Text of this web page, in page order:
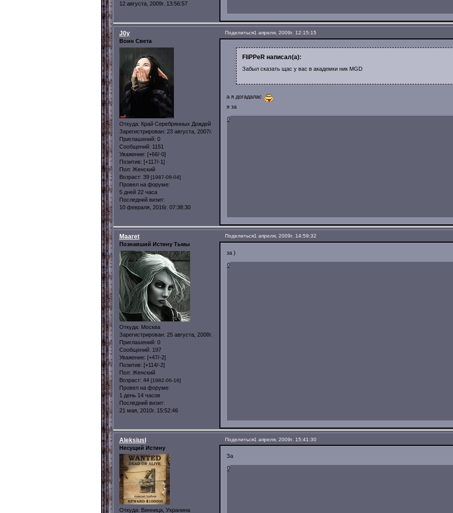
12 августа, 2009г. 13:56:57
Поделиться1 апреля, 2009г. 12:15:15
J0y
Воин Света
Откуда: Край Серебрянных Дождей
Зарегистрирован: 23 августа, 2007г.
Приглашений: 0
Сообщений: 1151
Уважение: [+66/-0]
Позитив: [+117/-1]
Пол: Женский
Возраст: 39 [1987-08-04]
Провел на форуме:
5 дней 22 часа
Последний визит:
10 февраля, 2016г. 07:38:30
FliPPeR написал(а):
Забыл сказать щас у вас в академки ник MGD
а я догадалас
я за
0
Поделиться1 апреля, 2009г. 14:59:32
Maaret
Познавший Истину Тьмы
Откуда: Москва
Зарегистрирован: 25 августа, 2008г.
Приглашений: 0
Сообщений: 197
Уважение: [+47/-2]
Позитив: [+114/-2]
Пол: Женский
Возраст: 44 [1982-06-16]
Провел на форуме:
1 день 14 часов
Последний визит:
21 мая, 2010г. 15:52:46
за )
0
Поделиться1 апреля, 2009г. 15:41:30
AleksiusI
Несущий Истину
Откуда: Винница, Укранина
За
0